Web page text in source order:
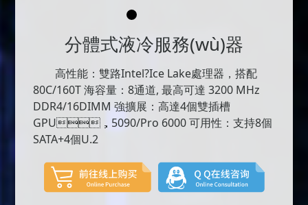
分體式液冷服務(wù)器
高性能：雙路Intel?Ice Lake處理器，搭配
80C/160T 海容量：8通道, 最高可達 3200 MHz
DDR4/16DIMM 強擴展：高達4個雙插槽
GPU，5090/Pro 6000 可用性：支持8個
SATA+4個U.2